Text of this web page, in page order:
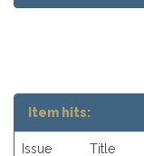
Item hits:
Issue
Title